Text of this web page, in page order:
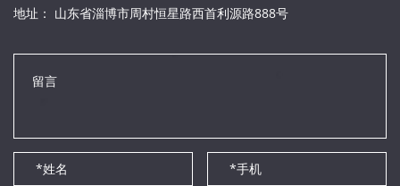
地址： 山东省淄博市周村恒星路西首利源路888号